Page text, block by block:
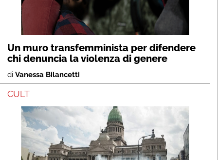
Un muro transfemminista per difendere
chi denuncia la violenza di genere
di Vanessa Bilancetti
CULT